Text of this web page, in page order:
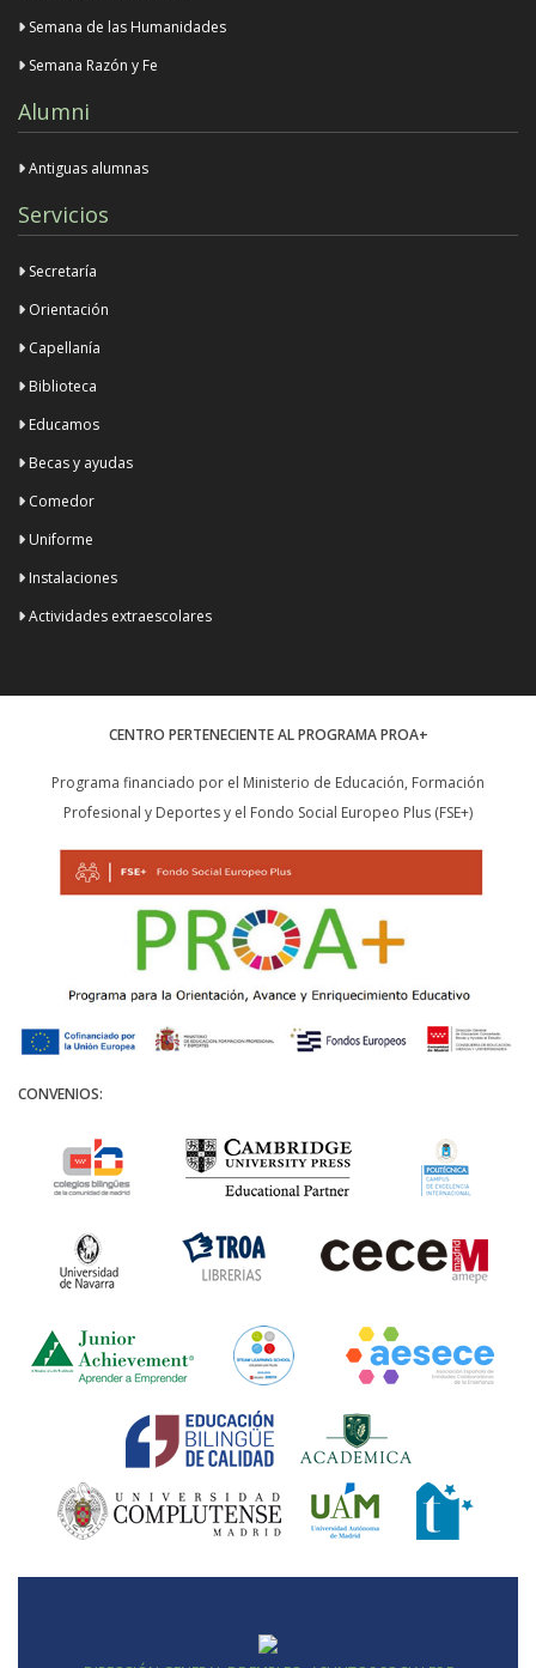
Semana de las Humanidades
Semana Razón y Fe
Alumni
Antiguas alumnas
Servicios
Secretaría
Orientación
Capellanía
Biblioteca
Educamos
Becas y ayudas
Comedor
Uniforme
Instalaciones
Actividades extraescolares
CENTRO PERTENECIENTE AL PROGRAMA PROA+
Programa financiado por el Ministerio de Educación, Formación
Profesional y Deportes y el Fondo Social Europeo Plus (FSE+)
CONVENIOS: